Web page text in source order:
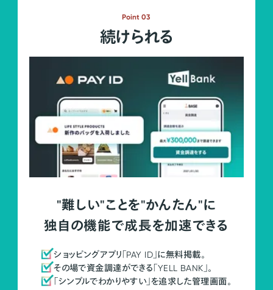
Point 03
続けられる
"難しい"ことを"かんたん"に
独自の機能で成長を加速できる
ショッピングアプリ「PAY ID」に無料掲載。
その場で資金調達ができる「YELL BANK」。
「シンプルでわかりやすい」を追求した管理画面。